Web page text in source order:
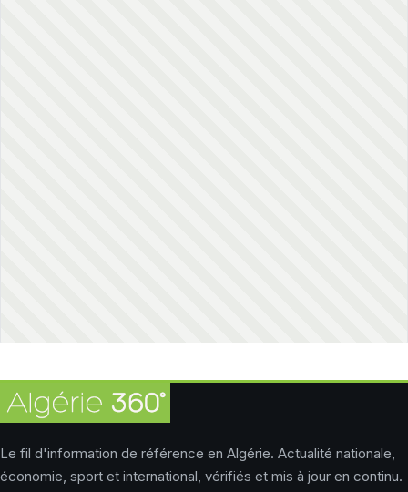
Le fil d'information de référence en Algérie. Actualité nationale,
économie, sport et international, vérifiés et mis à jour en continu.